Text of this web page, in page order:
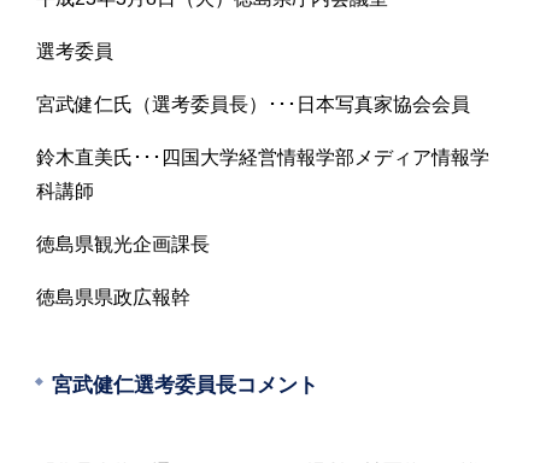
選考委員
宮武健仁氏（選考委員長）･･･日本写真家協会会員
鈴木直美氏･･･四国大学経営情報学部メディア情報学
科講師
徳島県観光企画課長
徳島県県政広報幹
宮武健仁選考委員長コメント